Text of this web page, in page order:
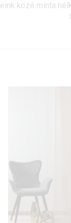
közé minta